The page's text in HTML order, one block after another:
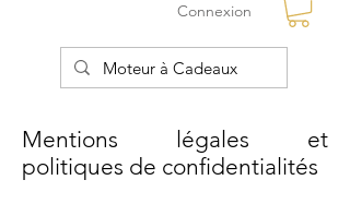
Connexion
Mentions légales et
politiques de confidentialités